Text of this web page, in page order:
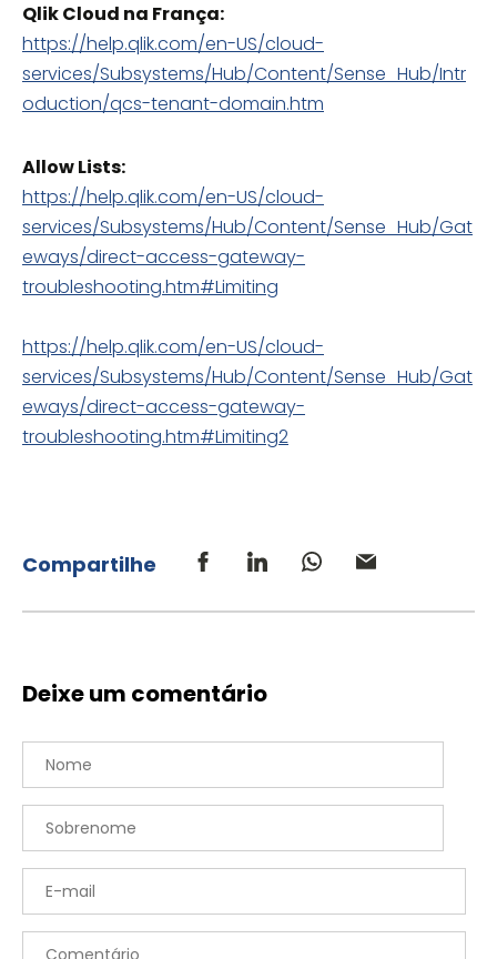
Qlik Cloud na França:
https://help.qlik.com/en-US/cloud-
services/Subsystems/Hub/Content/Sense_Hub/Intr
oduction/qcs-tenant-domain.htm
Allow Lists:
https://help.qlik.com/en-US/cloud-
services/Subsystems/Hub/Content/Sense_Hub/Gat
eways/direct-access-gateway-
troubleshooting.htm#Limiting
https://help.qlik.com/en-US/cloud-
services/Subsystems/Hub/Content/Sense_Hub/Gat
eways/direct-access-gateway-
troubleshooting.htm#Limiting2
Compartilhe
Deixe um comentário